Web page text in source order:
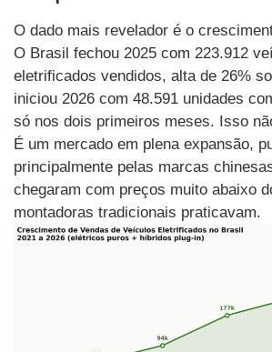
O dado mais revelador é o
O Brasil fechou 2025 com 223.912
eletrificados vendidos, alta de 26%
iniciou 2026 com 48.591 unidades
só nos dois primeiros meses. Isso
É um mercado em plena expansão,
principalmente pelas marcas
chegaram com preços muito abaixo
montadoras tradicionais praticavam.